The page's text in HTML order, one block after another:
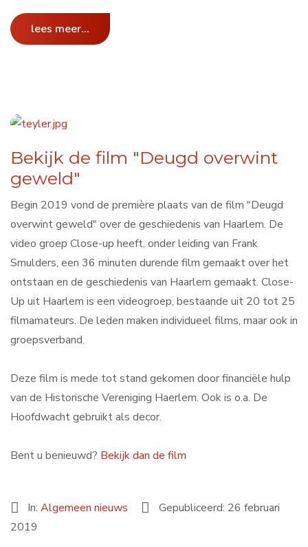
lees meer...
Bekijk de film "Deugd overwint
geweld"
Begin 2019 vond de première plaats van de film "Deugd
overwint geweld" over de geschiedenis van Haarlem. De
video groep Close-up heeft, onder leiding van Frank
Smulders, een 36 minuten durende film gemaakt over het
ontstaan en de geschiedenis van Haarlem gemaakt. Close-
Up uit Haarlem is een videogroep, bestaande uit 20 tot 25
filmamateurs. De leden maken individueel films, maar ook in
groepsverband.
Deze film is mede tot stand gekomen door financiële hulp
van de Historische Vereniging Haerlem. Ook is o.a. De
Hoofdwacht gebruikt als decor.
Bent u benieuwd? Bekijk dan de film
In:Algemeen nieuws
Gepubliceerd: 26 februari
2019